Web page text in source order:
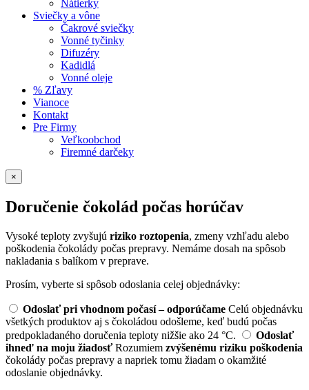
Nátierky
Sviečky a vône
Čakrové sviečky
Vonné tyčinky
Difuzéry
Kadidlá
Vonné oleje
% Zľavy
Vianoce
Kontakt
Pre Firmy
Veľkoobchod
Firemné darčeky
×
Doručenie čokolád počas horúčav
Vysoké teploty zvyšujú riziko roztopenia, zmeny vzhľadu alebo
poškodenia čokolády počas prepravy. Nemáme dosah na spôsob
nakladania s balíkom v preprave.
Prosím, vyberte si spôsob odoslania celej objednávky:
Odoslať pri vhodnom počasí – odporúčame Celú objednávku
všetkých produktov aj s čokoládou odošleme, keď budú počas
predpokladaného doručenia teploty nižšie ako 24 °C.
Odoslať
ihneď na moju žiadosť Rozumiem zvýšenému riziku poškodenia
čokolády počas prepravy a napriek tomu žiadam o okamžité
odoslanie objednávky.